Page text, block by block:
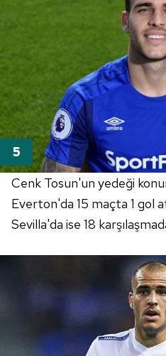
kılınması ve
reklam/pazarlama
sınırlı olarak açık rızanız
Çerezlere ilişkin tercihlerinizi
vasıtasıyla belirleyebilirsiniz.
için Ayarlar butonuna
Metnimiziziyaret edebilirsiniz.
6698 sayılı Kişisel Verilerin
hazırlanmış Aydınlatma
ilgili mevzuata uygun olarak
almak için lütfentıklayınız.
Cenk Tosun'un yedeği
Everton'da 15 maçta 1 gol
Sevilla'da ise 18